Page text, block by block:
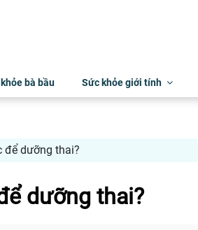
bà bầu Sức khỏe giới tính
để dưỡng thai?
dưỡng thai?